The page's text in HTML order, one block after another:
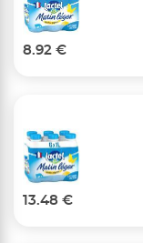
8.92 €
13.48 €